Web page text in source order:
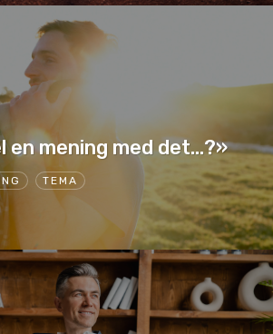
TEMA
en mening med det…?»